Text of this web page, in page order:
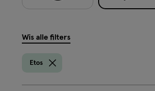
filters
Wis alle filters
Etos